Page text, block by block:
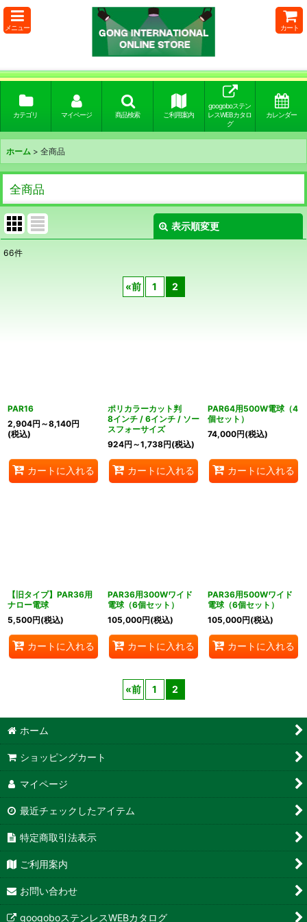
メニュー カート
カテゴリ マイページ 商品検索 ご利用案内
googoboステン
レスWEBカタロ
グ
カレンダー
ホーム > 全商品
全商品
表示順変更
66件
«前 1 2
PAR16
2,904円 ～8,140円
(税込)
カートに入れる
ポリカラーカット判
8インチ / 6インチ / ソー
スフォーサイズ
924円 ～1,738円(税込)
カートに入れる
PAR64用500W電球（4
個セット）
74,000円(税込)
カートに入れる
【旧タイプ】PAR36用
ナロー電球
5,500円(税込)
カートに入れる
PAR36用300Wワイド
電球（6個セット）
105,000円(税込)
カートに入れる
PAR36用500Wワイド
電球（6個セット）
105,000円(税込)
カートに入れる
«前 1 2
ホーム
ショッピングカート
マイページ
最近チェックしたアイテム
特定商取引法表示
ご利用案内
お問い合わせ
googoboステンレスWEBカタログ